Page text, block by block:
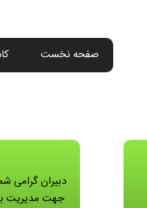
صفحه نخست
دبیران گرامی
جهت مدیریت